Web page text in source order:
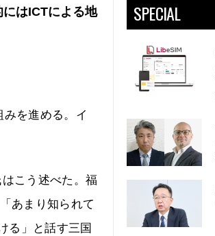
はICTによる地
を進める。イ
こう述べた。福
あまり知られて
る」と話す三国
SPECIAL